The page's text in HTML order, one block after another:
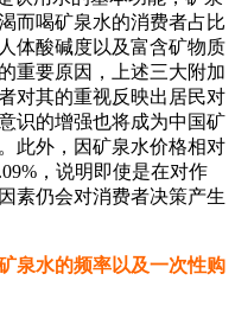
用水的基本功能，矿泉
而喝矿泉水的消费者占比
体酸碱度以及富含矿物质
重要原因，上述三大附加
对其的重视反映出居民对
识的增强也将成为中国矿
此外，因矿泉水价格相对
，说明即使是在对作
素仍会对消费者决策产生
泉水的频率以及一次性购